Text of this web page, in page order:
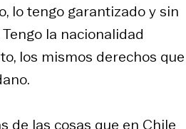
lo tengo garantizado y sin
la nacionalidad
los mismos derechos que
de las cosas que en Chile